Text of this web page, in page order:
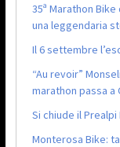
35ª Marathon
una leggendaria
Il 6 settembre
“Au revoir”
marathon passa a
Si chiude il
Monterosa Bike: